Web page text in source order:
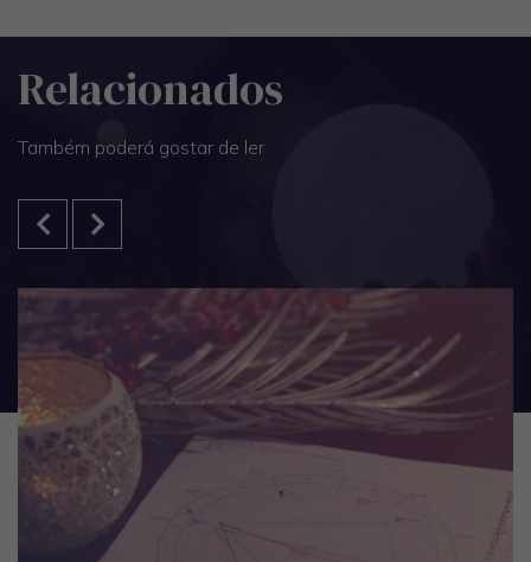
Relacionados
Também poderá gostar de ler